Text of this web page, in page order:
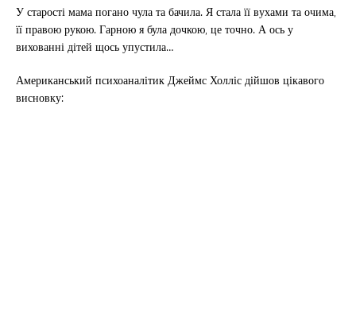
У старості мама погано чула та бачила. Я стала її вухами та очима,
її правою рукою. Гарною я була дочкою, це точно. А ось у
вихованні дітей щось упустила…
Американський психоаналітик Джеймс Холліс дійшов цікавого
висновку: